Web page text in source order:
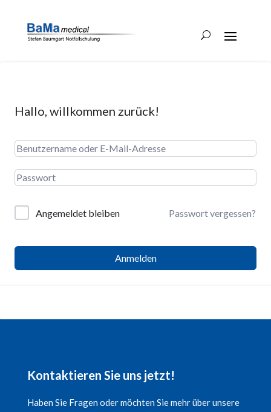
Hallo, willkommen zurück!
Angemeldet bleiben Passwort vergessen?
Anmelden
Kontaktieren Sie uns jetzt!
Haben Sie Fragen oder möchten Sie mehr über unsere